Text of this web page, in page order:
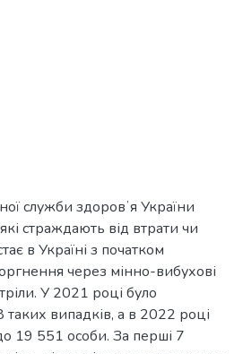
служби здоровʼя України
страждають від втрати чи
в Україні з початком
через мінно-вибухові
У 2021 році було
випадків, а в 2022 році
19 551 особи. За перші 7